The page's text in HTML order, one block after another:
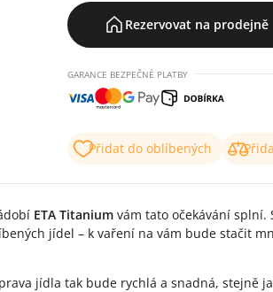
Rezervovat na prodejně
GARANCE BEZPEČNÉ PLATBY
Přidat do oblíbených
ETA Titanium vám tato očekávání splní.
jídel – k vaření na vám bude stačit
jídla tak bude rychlá a snadná, stejně